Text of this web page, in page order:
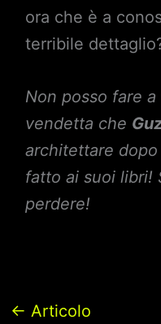
ora che è a
terribile
Non posso fare
vendetta che
architettare
fatto ai suoi libri!
perdere!
← Articolo